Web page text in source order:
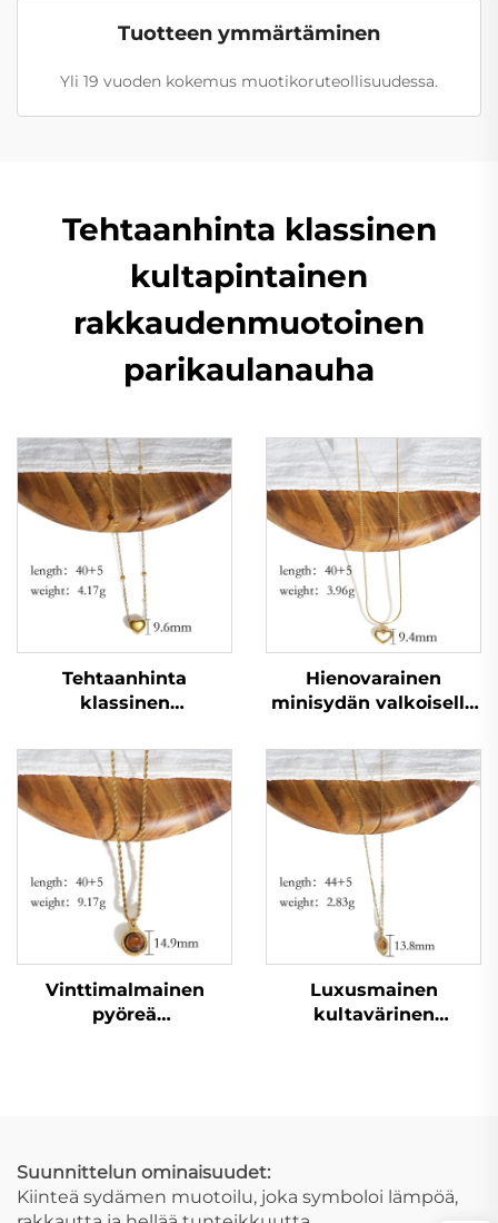
Tuotteen ymmärtäminen
Yli 19 vuoden kokemus muotikoruteollisuudessa.
Tehtaanhinta klassinen
kultapintainen
rakkaudenmuotoinen
parikaulanauha
Tehtaanhinta
klassinen
rakkaudenmuotoinen
parikaulanauha
Hienovarainen
minisydän valkoisella
ruostumaton
teräsketjukaulanauha
naisille illalliseen
Vinttimalmainen
pyöreä
Luxusmainen
kultavärinen
Suunnittelun ominaisuudet:
Kiinteä sydämen muotoilu, joka symboloi lämpöä,